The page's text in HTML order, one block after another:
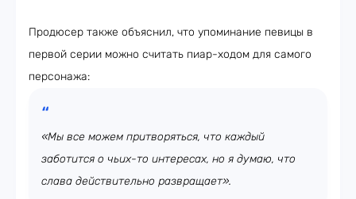
Продюсер также объяснил, что упоминание певицы в
первой серии можно считать пиар-ходом для самого
персонажа:
«Мы все можем притворяться, что каждый
заботится о чьих-то интересах, но я думаю, что
слава действительно развращает».